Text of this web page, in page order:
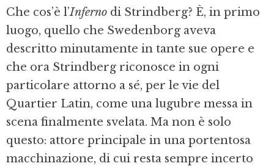
Che cos’è l’Inferno di Strindberg? È, in primo
luogo, quello che Swedenborg aveva
descritto minutamente in tante sue opere e
che ora Strindberg riconosce in ogni
particolare attorno a sé, per le vie del
Quartier Latin, come una lugubre messa in
scena finalmente svelata. Ma non è solo
questo: attore principale in una portentosa
macchinazione, di cui resta sempre incerto